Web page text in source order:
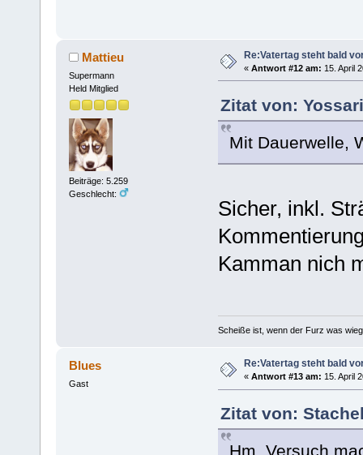
Mattieu
Supermann
Held Mitglied
Beiträge: 5.259
Geschlecht:
Re:Vatertag steht bald
« Antwort #12 am: 15. April
Zitat von:
Mit Dauerwelle,
Sicher, inkl.
Kamman nich
Scheiße ist, wenn der Furz was
Blues
Gast
Re:Vatertag steht bald
« Antwort #13 am: 15. April
Zitat von:
Hm. Versuch